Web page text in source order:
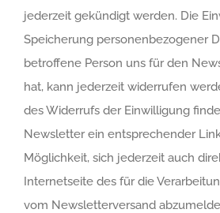
jederzeit gekündigt werden. Die
Speicherung personenbezogener
betroffene Person uns für den
hat, kann jederzeit widerrufen
des Widerrufs der Einwilligung
Newsletter ein entsprechender
Möglichkeit, sich jederzeit auch
Internetseite des für die
vom Newsletterversand